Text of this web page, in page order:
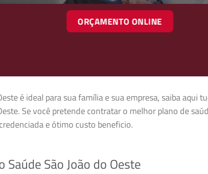
ORÇAMENTO ONLINE
é ideal para sua família e sua empresa, saiba aqui
Se você pretende contratar o melhor plano de
e ótimo custo beneficio.
São João do Oeste